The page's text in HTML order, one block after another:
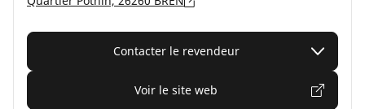
Contacter le revendeur
Voir le site web